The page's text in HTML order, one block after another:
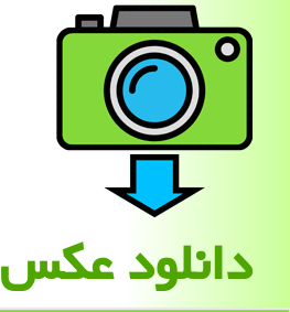
دانلود عكس